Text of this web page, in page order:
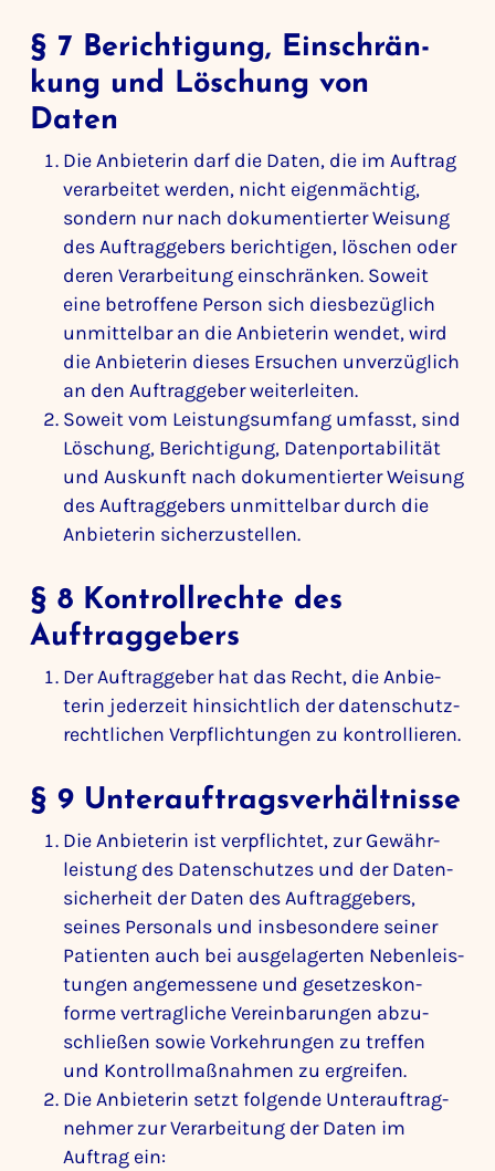
§ 7 Berich­ti­gung, Einschrän­
kung und Löschung von
Daten
Die Anbie­terin darf die Daten, die im Auftrag
verar­beitet werden, nicht eigen­mächtig,
sondern nur nach doku­men­tierter Weisung
des Auftrag­ge­bers berich­tigen, löschen oder
deren Verar­bei­tung einschränken. Soweit
eine betrof­fene Person sich dies­be­züg­lich
unmit­telbar an die Anbie­terin wendet, wird
die Anbie­terin dieses Ersu­chen unver­züg­lich
an den Auftrag­geber weiter­leiten.
Soweit vom Leis­tungs­um­fang umfasst, sind
Löschung, Berich­ti­gung, Daten­por­ta­bi­lität
und Auskunft nach doku­men­tierter Weisung
des Auftrag­ge­bers unmit­telbar durch die
Anbie­terin sicher­zu­stellen.
§ 8 Kontroll­rechte des
Auftrag­ge­bers
Der Auftrag­geber hat das Recht, die Anbie­
terin jeder­zeit hinsicht­lich der daten­schutz­
recht­li­chen Verpflich­tungen zu kontrol­lieren.
§ 9 Unter­auf­trags­ver­hält­nisse
Die Anbie­terin ist verpflichtet, zur Gewähr­
leis­tung des Daten­schutzes und der Daten­
si­cher­heit der Daten des Auftrag­ge­bers,
seines Perso­nals und insbe­son­dere seiner
Pati­enten auch bei ausge­la­gerten Neben­leis­
tungen ange­mes­sene und geset­zes­kon­
forme vertrag­liche Verein­ba­rungen abzu­
schließen sowie Vorkeh­rungen zu treffen
und Kontroll­maß­nahmen zu ergreifen.
Die Anbie­terin setzt folgende Unter­auf­trag­
nehmer zur Verar­bei­tung der Daten im
Auftrag ein: